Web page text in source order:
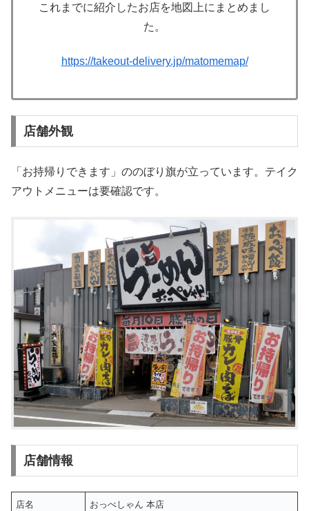
これまでに紹介したお店を地図上にまとめまし
た。
https://takeout-delivery.jp/matomemap/
店舗外観
「お持帰りできます」ののぼり旗が立っています。テイク
アウトメニューは要確認です。
店舗情報
店名 おっぺしゃん 本店